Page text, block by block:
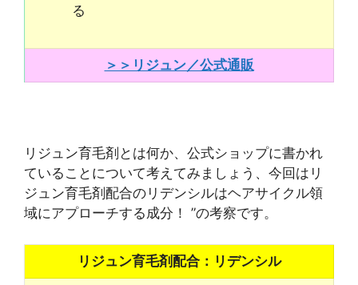
る
＞＞リジュン／公式通販
リジュン育毛剤とは何か、公式ショップに書かれ
ていることについて考えてみましょう、今回はリ
ジュン育毛剤配合のリデンシルはヘアサイクル領
域にアプローチする成分！ ”の考察です。
リジュン育毛剤配合：リデンシル